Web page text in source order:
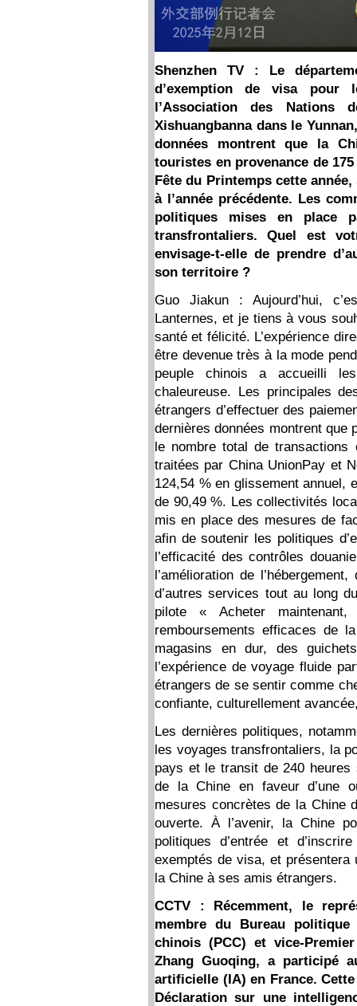
Shenzhen TV : Le
d’exemption de visa
l’Association des Nations
Xishuangbanna dans le
données montrent que la
touristes en provenance de
Fête du Printemps cette
à l’année précédente. Les
politiques mises en place
transfrontaliers. Quel est
envisage-t-elle de prendre
son territoire ?
Guo Jiakun : Aujourd’hui,
Lanternes, et je tiens à vous
santé et félicité. L’expérience
être devenue très à la mode
peuple chinois a accueilli
chaleureuse. Les principales
étrangers d’effectuer des
dernières données montrent que
le nombre total de
traitées par China UnionPay et
124,54 % en glissement annuel,
de 90,49 %. Les collectivités
mis en place des mesures de
afin de soutenir les politiques
l’efficacité des contrôles
l’amélioration de
d’autres services tout au long
pilote « Acheter
remboursements efficaces de
magasins en dur, des
l’expérience de voyage fluide
étrangers de se sentir comme
confiante, culturellement
Les dernières politiques,
les voyages transfrontaliers, la
pays et le transit de 240 heures
de la Chine en faveur d’une
mesures concrètes de la Chine
ouverte. À l’avenir, la Chine
politiques d’entrée et
exemptés de visa, et présentera
la Chine à ses amis étrangers.
CCTV : Récemment, le
membre du Bureau
chinois (PCC) et vice-
Zhang Guoqing, a participé
artificielle (IA) en France.
Déclaration sur une